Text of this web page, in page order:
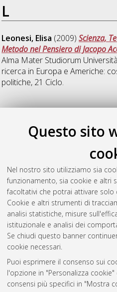
Questo sito
Nel nostro sito utilizziamo sia
funzionamento, sia cookie e altri
facoltativi che potrai attivare solo
Cookie e altri strumenti di
analisi statistiche, misure
istituzionale e analisi dei
Se chiudi questo banner
cookie necessari.
Puoi esprimere il consenso sui
l'opzione in "Personalizza
consensi più specifici in "Mostra
L
Leonesi, Elisa (2009)Scienza,
Metodo nel Pensiero di Jacopo
Alma Mater Studiorum
ricerca in Europa e Americhe:
politiche, 21 Ciclo.
V
Venturi, Bernardo(2009) Il
metodologie e prospettive
del pensiero di Johan Galtung ,
Mater Studiorum Università di
Europa e Americhe:
21 Ciclo. DOI 10.6092/unibo/
Questa lista e' stata generata il
Atom
Rss 1.0
Rss 2.0